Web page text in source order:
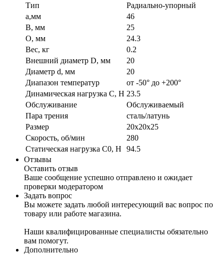
Тип
Радиально-упорный
a,мм
46
B, мм
25
O, мм
24.3
Вес, кг
0.2
Внешний диаметр D, мм
20
Диаметр d, мм
20
Диапазон температур
от -50° до +200°
Динамическая нагрузка C, Н 23.5
Обслуживание
Обслуживаемый
Пара трения
сталь/латунь
Размер
20x20x25
Скорость, об/мин
280
Статическая нагрузка C0, Н
94.5
Отзывы
Оставить отзыв
Ваше сообщение успешно отправлено и ожидает
проверки модератором
Задать вопрос
Вы можете задать любой интересующий вас вопрос по
товару или работе магазина.
Наши квалифицированные специалисты обязательно
вам помогут.
Дополнительно